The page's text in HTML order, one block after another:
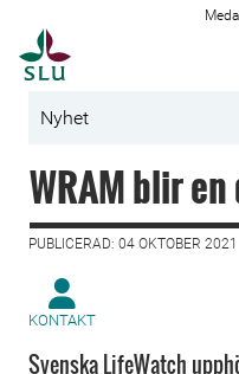
Nyhet
WRAM blir en
PUBLICERAD: 04 OKTOBER 2021
KONTAKT
Svenska LifeWatch